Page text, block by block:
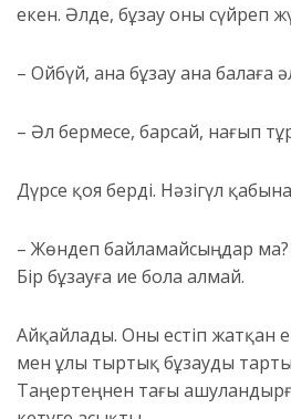
екен. Әлде, бұзау оны сүйреп
– Ойбүй, ана бұзау ана балаға
– Әл бермесе, барсай, нағып
Дүрсе қоя берді. Нәзігүл қабына
– Жөндеп байламайсыңдар ма?
Бір бұзауға ие бола алмай.
Айқайлады. Оны естіп жатқан
мен ұлы тыртық бұзауды
Таңертеңнен тағы